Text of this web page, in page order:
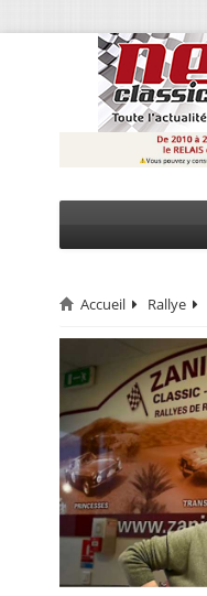
CIRCUIT
RALLYE
MONTAGNE
EVÈNEMENTS
CALENDRIER
FOCUS
Accueil Rallye